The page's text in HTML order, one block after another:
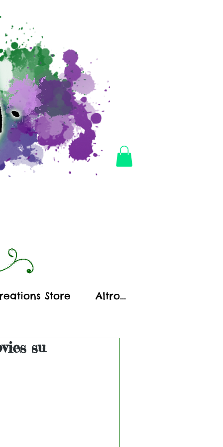
Store Altro...
su